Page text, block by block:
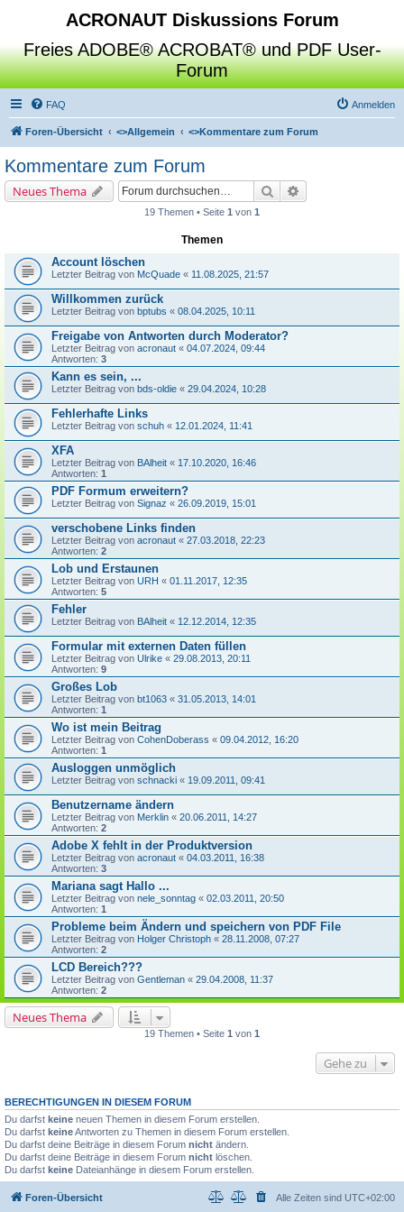
ACRONAUT Diskussions Forum
Freies ADOBE® ACROBAT® und PDF User-
Forum
FAQ Anmelden
Foren-Übersicht <>Allgemein <>Kommentare zum Forum
Kommentare zum Forum
Neues Thema Suche
19 Themen • Seite 1 von 1
Themen
Account löschen
Letzter Beitrag von McQuade « 11.08.2025, 21:57
Willkommen zurück
Letzter Beitrag von bptubs « 08.04.2025, 10:11
Freigabe von Antworten durch Moderator?
Letzter Beitrag von acronaut « 04.07.2024, 09:44
Antworten: 3
Kann es sein, ...
Letzter Beitrag von bds-oldie « 29.04.2024, 10:28
Fehlerhafte Links
Letzter Beitrag von schuh « 12.01.2024, 11:41
XFA
Letzter Beitrag von BAlheit « 17.10.2020, 16:46
Antworten: 1
PDF Formum erweitern?
Letzter Beitrag von Signaz « 26.09.2019, 15:01
verschobene Links finden
Letzter Beitrag von acronaut « 27.03.2018, 22:23
Antworten: 2
Lob und Erstaunen
Letzter Beitrag von URH « 01.11.2017, 12:35
Antworten: 5
Fehler
Letzter Beitrag von BAlheit « 12.12.2014, 12:35
Formular mit externen Daten füllen
Letzter Beitrag von Ulrike « 29.08.2013, 20:11
Antworten: 9
Großes Lob
Letzter Beitrag von bt1063 « 31.05.2013, 14:01
Antworten: 1
Wo ist mein Beitrag
Letzter Beitrag von CohenDoberass « 09.04.2012, 16:20
Antworten: 1
Ausloggen unmöglich
Letzter Beitrag von schnacki « 19.09.2011, 09:41
Benutzername ändern
Letzter Beitrag von Merklin « 20.06.2011, 14:27
Antworten: 2
Adobe X fehlt in der Produktversion
Letzter Beitrag von acronaut « 04.03.2011, 16:38
Antworten: 3
Mariana sagt Hallo ...
Letzter Beitrag von nele_sonntag « 02.03.2011, 20:50
Antworten: 1
Probleme beim Ändern und speichern von PDF File
Letzter Beitrag von Holger Christoph « 28.11.2008, 07:27
Antworten: 2
LCD Bereich???
Letzter Beitrag von Gentleman « 29.04.2008, 11:37
Antworten: 2
Neues Thema
19 Themen • Seite 1 von 1
Gehe zu
BERECHTIGUNGEN IN DIESEM FORUM
Du darfst keine neuen Themen in diesem Forum erstellen.
Du darfst keineAntworten zu Themen in diesem Forum erstellen.
Du darfst deine Beiträge in diesem Forum nicht ändern.
Du darfst deine Beiträge in diesem Forum nicht löschen.
Du darfst keine Dateianhänge in diesem Forum erstellen.
Foren-Übersicht Alle Zeiten sind UTC+02:00